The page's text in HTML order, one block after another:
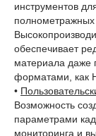
инструментов
обеспечивает
материала даже
форматами, как
•
Возможность
параметрами
мониторинга и